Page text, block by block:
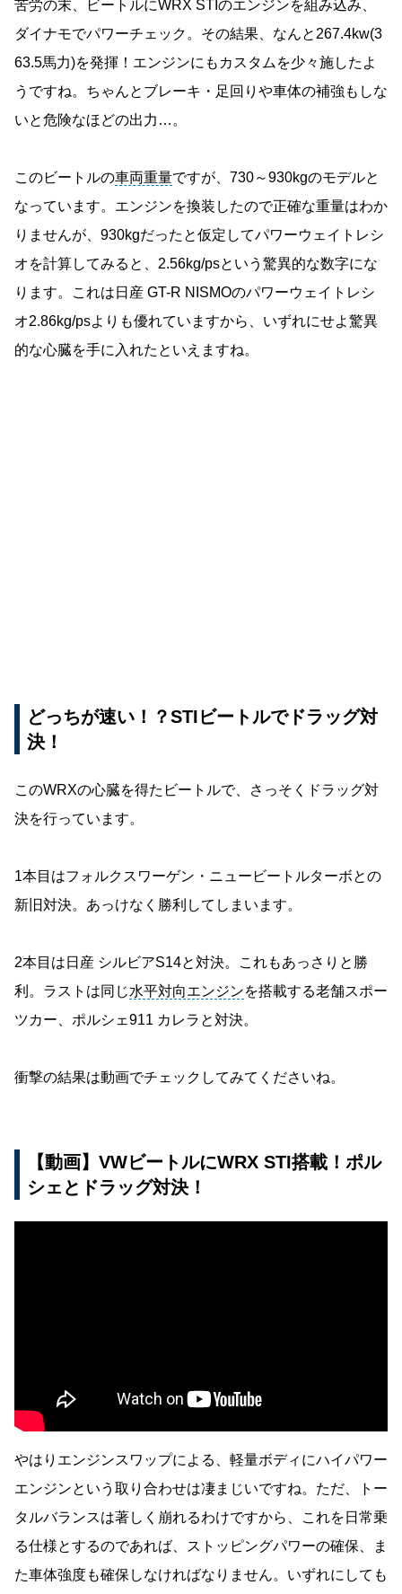
苦労の末、ビートルにWRX STIのエンジンを組み込み、
ダイナモでパワーチェック。その結果、なんと267.4kw(3
63.5馬力)を発揮！エンジンにもカスタムを少々施したよ
うですね。ちゃんとブレーキ・足回りや車体の補強もしな
いと危険なほどの出力…。
このビートルの車両重量ですが、730～930kgのモデルと
なっています。エンジンを換装したので正確な重量はわか
りませんが、930kgだったと仮定してパワーウェイトレシ
オを計算してみると、2.56kg/psという驚異的な数字にな
ります。これは日産 GT-R NISMOのパワーウェイトレシ
オ2.86kg/psよりも優れていますから、いずれにせよ驚異
的な心臓を手に入れたといえますね。
どっちが速い！？STIビートルでドラッグ対
決！
このWRXの心臓を得たビートルで、さっそくドラッグ対
決を行っています。
1本目はフォルクスワーゲン・ニュービートルターボとの
新旧対決。あっけなく勝利してしまいます。
2本目は日産 シルビアS14と対決。これもあっさりと勝
利。ラストは同じ水平対向エンジンを搭載する老舗スポー
ツカー、ポルシェ911 カレラと対決。
衝撃の結果は動画でチェックしてみてくださいね。
【動画】VWビートルにWRX STI搭載！ポル
シェとドラッグ対決！
やはりエンジンスワップによる、軽量ボディにハイパワー
エンジンという取り合わせは凄まじいですね。ただ、トー
タルバランスは著しく崩れるわけですから、これを日常乗
る仕様とするのであれば、ストッピングパワーの確保、ま
た車体強度も確保しなければなりません。いずれにしても